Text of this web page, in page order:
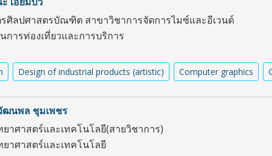
ศิลปศาสตรบัณฑิต สาขาวิชาการจัดการไมซ์และอีเวนต์
นการท่องเที่ยวและการบริการ
Design of industrial products (artistic) Computer graphics
ฒนพล ชุมเพชร
าศาสตร์และเทคโนโลยี(สายวิชาการ)
าศาสตร์และเทคโนโลยี